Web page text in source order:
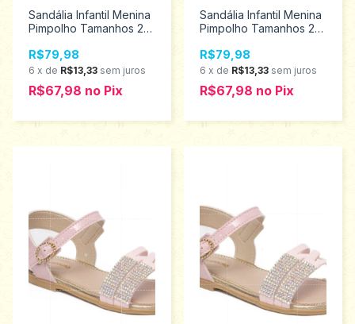
Sandália Infantil Menina
Pimpolho Tamanhos 22
R$79,98
6 x de R$13,33 sem juros
R$67,98 no Pix
Sandália Infantil Menina
Pimpolho Tamanhos 22
R$79,98
6 x de R$13,33 sem juros
R$67,98 no Pix